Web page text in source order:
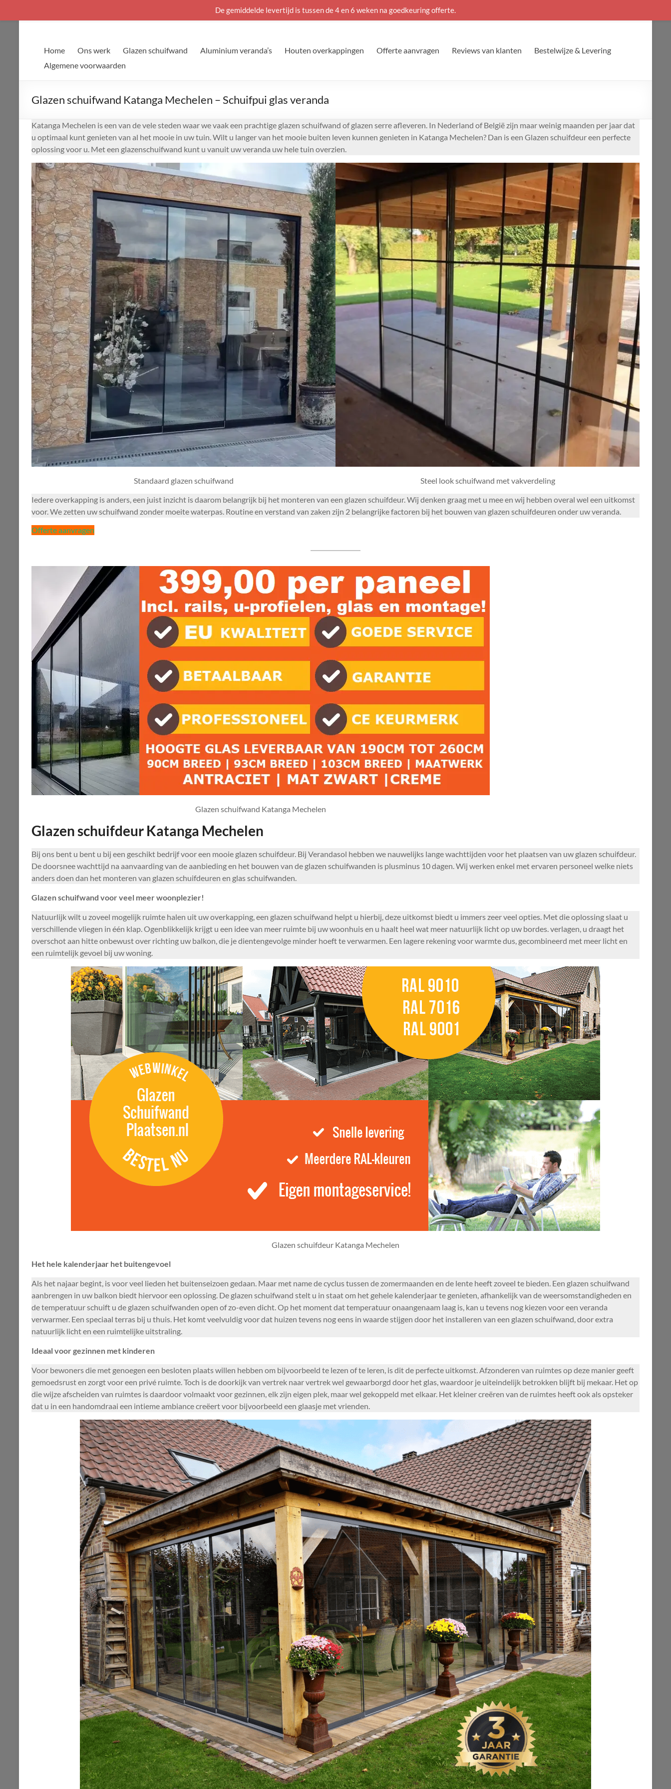
Home Ons werk Glazen schuifwand Aluminium veranda’s Houten overkappingen Offerte aanvragen Reviews van klanten
Bestelwijze & Levering
Algemene voorwaarden
Glazen schuifwand Katanga Mechelen – Schuifpui glas veranda
Katanga Mechelen is een van de vele steden waar we vaak een prachtige glazen schuifwand of glazen serre afleveren. In Nederland of België zijn maar weinig maanden per jaar dat
u optimaal kunt genieten van al het mooie in uw tuin. Wilt u langer van het mooie buiten leven kunnen genieten in Katanga Mechelen? Dan is een Glazen schuifdeur een perfecte
oplossing voor u. Met een glazenschuifwand kunt u vanuit uw veranda uw hele tuin overzien.
Standaard glazen schuifwand
Steel look schuifwand met vakverdeling
Iedere overkapping is anders, een juist inzicht is daarom belangrijk bij het monteren van een glazen schuifdeur. Wij denken graag met u mee en wij hebben overal wel een uitkomst
voor. We zetten uw schuifwand zonder moeite waterpas. Routine en verstand van zaken zijn 2 belangrijke factoren bij het bouwen van glazen schuifdeuren onder uw veranda.
Offerte aanvragen
Glazen schuifwand Katanga Mechelen
Glazen schuifdeur Katanga Mechelen
Bij ons bent u bent u bij een geschikt bedrijf voor een mooie glazen schuifdeur. Bij Verandasol hebben we nauwelijks lange wachttijden voor het plaatsen van uw glazen schuifdeur.
De doorsnee wachttijd na aanvaarding van de aanbieding en het bouwen van de glazen schuifwanden is plusminus 10 dagen. Wij werken enkel met ervaren personeel welke niets
anders doen dan het monteren van glazen schuifdeuren en glas schuifwanden.
Glazen schuifwand voor veel meer woonplezier!
Natuurlijk wilt u zoveel mogelijk ruimte halen uit uw overkapping, een glazen schuifwand helpt u hierbij, deze uitkomst biedt u immers zeer veel opties. Met die oplossing slaat u
verschillende vliegen in één klap. Ogenblikkelijk krijgt u een idee van meer ruimte bij uw woonhuis en u haalt heel wat meer natuurlijk licht op uw bordes. verlagen, u draagt het
overschot aan hitte onbewust over richting uw balkon, die je dientengevolge minder hoeft te verwarmen. Een lagere rekening voor warmte dus, gecombineerd met meer licht en
een ruimtelijk gevoel bij uw woning.
Glazen schuifdeur Katanga Mechelen
Het hele kalenderjaar het buitengevoel
Als het najaar begint, is voor veel lieden het buitenseizoen gedaan. Maar met name de cyclus tussen de zomermaanden en de lente heeft zoveel te bieden. Een glazen schuifwand
aanbrengen in uw balkon biedt hiervoor een oplossing. De glazen schuifwand stelt u in staat om het gehele kalenderjaar te genieten, afhankelijk van de weersomstandigheden en
de temperatuur schuift u de glazen schuifwanden open of zo-even dicht. Op het moment dat temperatuur onaangenaam laag is, kan u tevens nog kiezen voor een veranda
verwarmer. Een speciaal terras bij u thuis. Het komt veelvuldig voor dat huizen tevens nog eens in waarde stijgen door het installeren van een glazen schuifwand, door extra
natuurlijk licht en een ruimtelijke uitstraling.
Ideaal voor gezinnen met kinderen
Voor bewoners die met genoegen een besloten plaats willen hebben om bijvoorbeeld te lezen of te leren, is dit de perfecte uitkomst. Afzonderen van ruimtes op deze manier geeft
gemoedsrust en zorgt voor een privé ruimte. Toch is de doorkijk van vertrek naar vertrek wel gewaarborgd door het glas, waardoor je uiteindelijk betrokken blijft bij mekaar. Het op
die wijze afscheiden van ruimtes is daardoor volmaakt voor gezinnen, elk zijn eigen plek, maar wel gekoppeld met elkaar. Het kleiner creëren van de ruimtes heeft ook als opsteker
dat u in een handomdraai een intieme ambiance creëert voor bijvoorbeeld een glaasje met vrienden.
De gemiddelde levertijd is tussen de 4 en 6 weken na goedkeuring offerte.